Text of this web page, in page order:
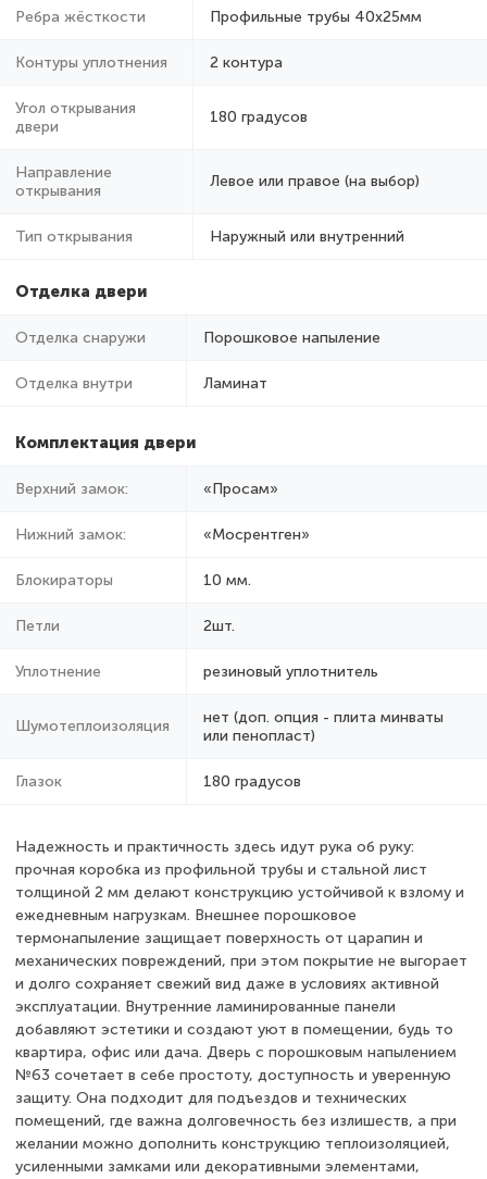
Ребра жёсткости Профильные трубы 40х25мм
Контуры уплотнения 2 контура
Угол открывания
двери
180 градусов
Направление
открывания
Левое или правое (на выбор)
Тип открывания Наружный или внутренний
Отделка двери
Отделка снаружи Порошковое напыление
Отделка внутри Ламинат
Комплектация двери
Верхний замок: «Просам»
Нижний замок: «Мосрентген»
Блокираторы 10 мм.
Петли 2шт.
Уплотнение резиновый уплотнитель
Шумотеплоизоляция
нет (доп. опция - плита минваты
или пенопласт)
Глазок 180 градусов
Надежность и практичность здесь идут рука об руку:
прочная коробка из профильной трубы и стальной лист
толщиной 2 мм делают конструкцию устойчивой к взлому и
ежедневным нагрузкам. Внешнее порошковое
термонапыление защищает поверхность от царапин и
механических повреждений, при этом покрытие не выгорает
и долго сохраняет свежий вид даже в условиях активной
эксплуатации. Внутренние ламинированные панели
добавляют эстетики и создают уют в помещении, будь то
квартира, офис или дача. Дверь с порошковым напылением
№63 сочетает в себе простоту, доступность и уверенную
защиту. Она подходит для подъездов и технических
помещений, где важна долговечность без излишеств, а при
желании можно дополнить конструкцию теплоизоляцией,
усиленными замками или декоративными элементами,